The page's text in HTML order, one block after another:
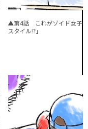
▲第4話 これがゾイド女子
スタイル!?」